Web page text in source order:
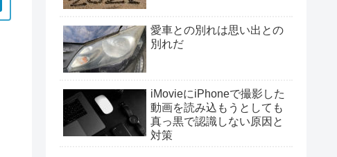
愛車との別れは思い出との
別れだ
iMovieにiPhoneで撮影した
動画を読み込もうとしても
真っ黒で認識しない原因と
対策